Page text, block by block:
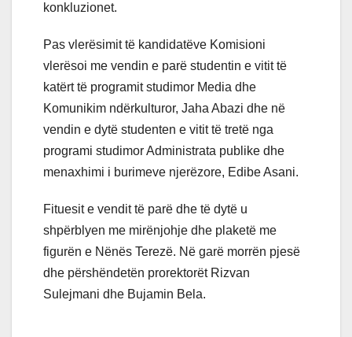
konkluzionet.
Pas vlerësimit të kandidatëve Komisioni
vlerësoi me vendin e parë studentin e vitit të
katërt të programit studimor Media dhe
Komunikim ndërkulturor, Jaha Abazi dhe në
vendin e dytë studenten e vitit të tretë nga
programi studimor Administrata publike dhe
menaxhimi i burimeve njerëzore, Edibe Asani.
Fituesit e vendit të parë dhe të dytë u
shpërblyen me mirënjohje dhe plaketë me
figurën e Nënës Terezë. Në garë morrën pjesë
dhe përshëndetën prorektorët Rizvan
Sulejmani dhe Bujamin Bela.